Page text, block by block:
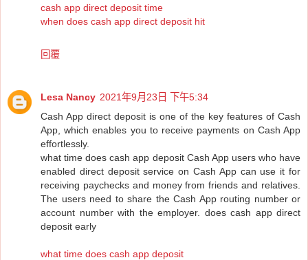
cash app direct deposit time
when does cash app direct deposit hit
回覆
Lesa Nancy 2021年9月23日 下午5:34
Cash App direct deposit is one of the key features of Cash
App, which enables you to receive payments on Cash App
effortlessly.
what time does cash app deposit Cash App users who have
enabled direct deposit service on Cash App can use it for
receiving paychecks and money from friends and relatives.
The users need to share the Cash App routing number or
account number with the employer. does cash app direct
deposit early
what time does cash app deposit